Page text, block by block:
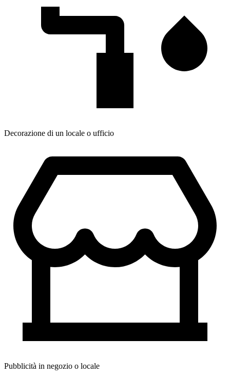
Decorazione di un locale o ufficio
Pubblicità in negozio o locale